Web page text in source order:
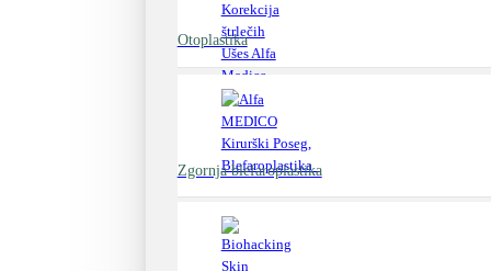
Otoplastika
Zgornja blefaroplastika